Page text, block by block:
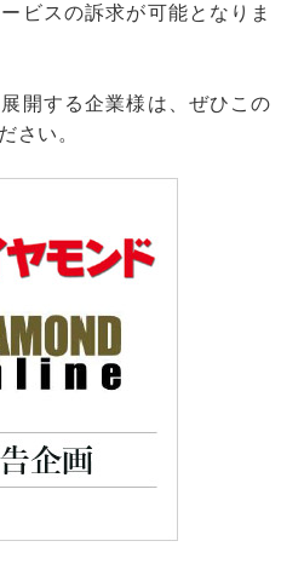
ビスの訴求が可能となりま
開する企業様は、ぜひこの
さい。